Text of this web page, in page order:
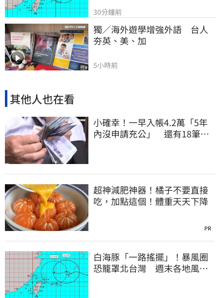
30分鐘前
獨／海外遊學增強外語　台人
夯英、美、加
5小時前
其他人也在看
小確幸！一早入帳4.2萬「5年
內沒申請充公」 還有18筆錢
超神減肥神器！橘子不要直接
吃，加點這個！體重天天下降
PR
白海豚「一路搖擺」！暴風圈
恐籠罩北台灣 週末各地風雨